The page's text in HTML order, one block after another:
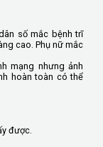
số mắc bệnh trĩ
cao. Phụ nữ mắc
mạng nhưng ảnh
hoàn toàn có thể
được.